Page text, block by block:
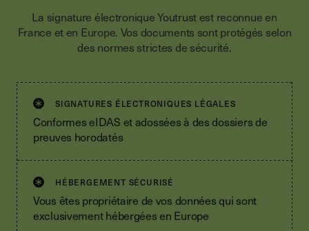
La signature électronique Youtrust est reconnue en
France et en Europe. Vos documents sont protégés selon
des normes strictes de sécurité.
SIGNATURES ÉLECTRONIQUES LÉGALES
Conformes eIDAS et adossées à des dossiers de
preuves horodatés
HÉBERGEMENT SÉCURISÉ
Vous êtes propriétaire de vos données qui sont
exclusivement hébergées en Europe